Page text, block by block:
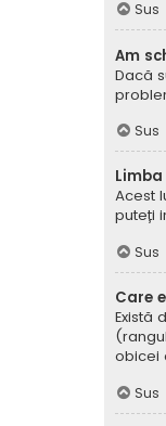
Sus
Am
Dacă
Sus
Acest
puteți
Sus
Care
Există
obicei
Sus